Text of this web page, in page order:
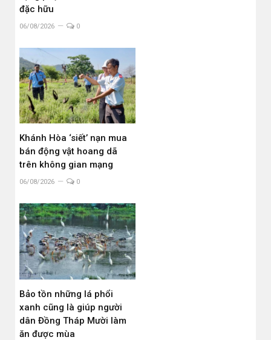
đặc hữu
06/08/2026 0
Khánh Hòa ‘siết’ nạn mua
bán động vật hoang dã
trên không gian mạng
06/08/2026 0
Bảo tồn những lá phổi
xanh cũng là giúp người
dân Đồng Tháp Mười làm
ăn được mùa